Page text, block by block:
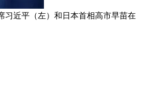
习近平（左）和日本首相高市早苗在